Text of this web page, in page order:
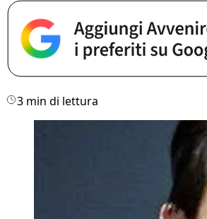
3 min di lettura